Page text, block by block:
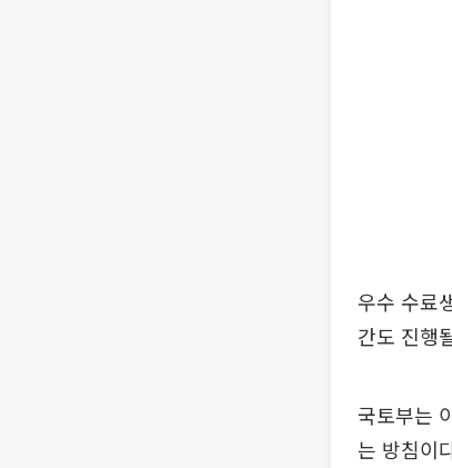
우수 수료
간도 진행
국토부는
는 방침이